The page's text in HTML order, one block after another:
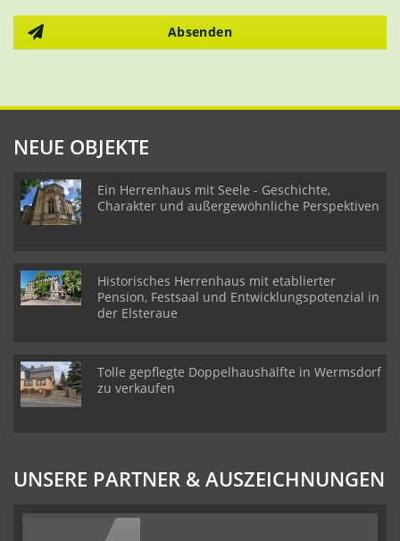
Absenden
NEUE OBJEKTE
Ein Herrenhaus mit Seele - Geschichte,
Charakter und außergewöhnliche Perspektiven
Historisches Herrenhaus mit etablierter
Pension, Festsaal und Entwicklungspotenzial in
der Elsteraue
Tolle gepflegte Doppelhaushälfte in Wermsdorf
zu verkaufen
UNSERE PARTNER & AUSZEICHNUNGEN